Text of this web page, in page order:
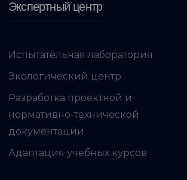
Экспертный центр
Испытательная лаборатория
Экологический центр
Разработка проектной и
нормативно-технической
документации
Адаптация учебных курсов